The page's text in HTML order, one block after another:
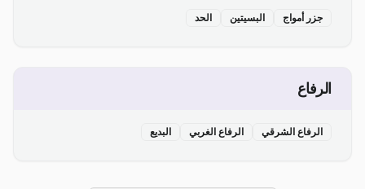
جزر أمواج البسيتين الحد
الرفاع
الرفاع الشرقي الرفاع الغربي البديع